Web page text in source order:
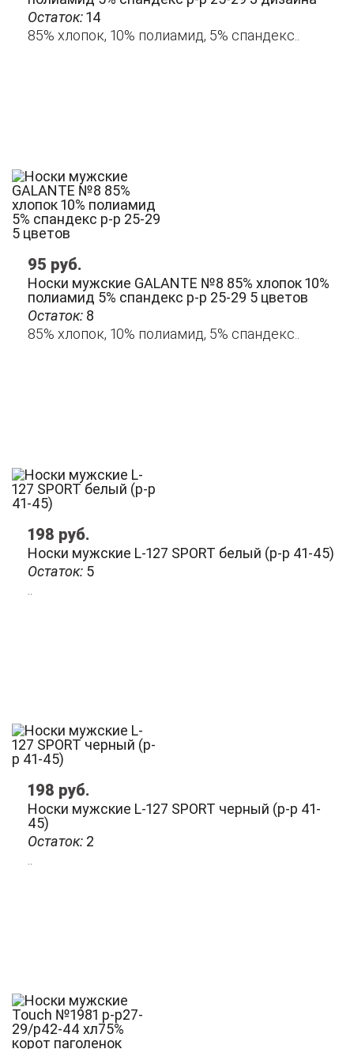
Остаток:14
85% хлопок, 10% полиамид, 5% спандекс..
Остаток: 8
Носки мужские GALANTE №8 85% хлопок 10%
полиамид 5% спандекс р-р 25-29 5 цветов
85% хлопок, 10% полиамид, 5% спандекс..
95 руб.
Остаток: 5
Носки мужские L-127 SPORT белый (р-р 41-45)
198 руб.
Остаток: 2
Носки мужские L-127 SPORT черный (р-р 41-
45)
198 руб.